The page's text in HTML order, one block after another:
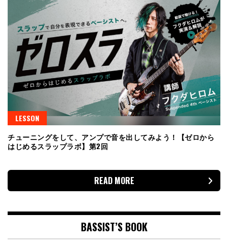
LESSON
チューニングをして、アンプで音を出してみよう！【ゼロから
はじめるスラップラボ】第2回
READ MORE
BASSIST’S BOOK